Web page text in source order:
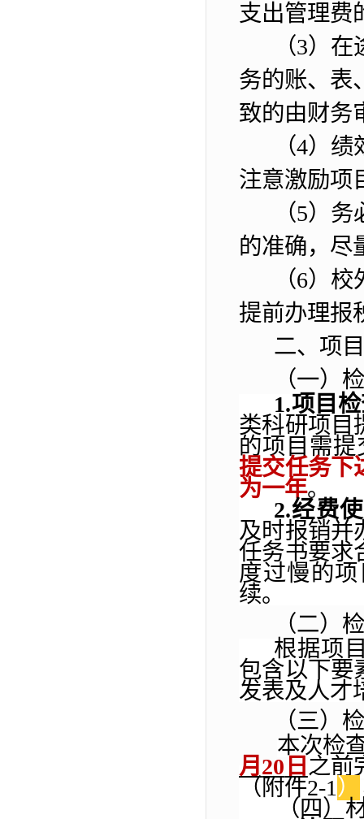
支出管理费
（3）在
务的账、表
致的由财务
（4）绩
注意激励项
（5） 务
的准确， 尽
（6） 校
提前办理报
二、项
（一）
1.项目
类科研项目
的项目需
提交任务下
为一年。
2.经费
及时报销并
任务书要求
度过慢的
续。
（二）
根据项
包含以下要
发表及人才
（三）
本次检
月 20 日 之前
（ 附件2-1 ）
（四）